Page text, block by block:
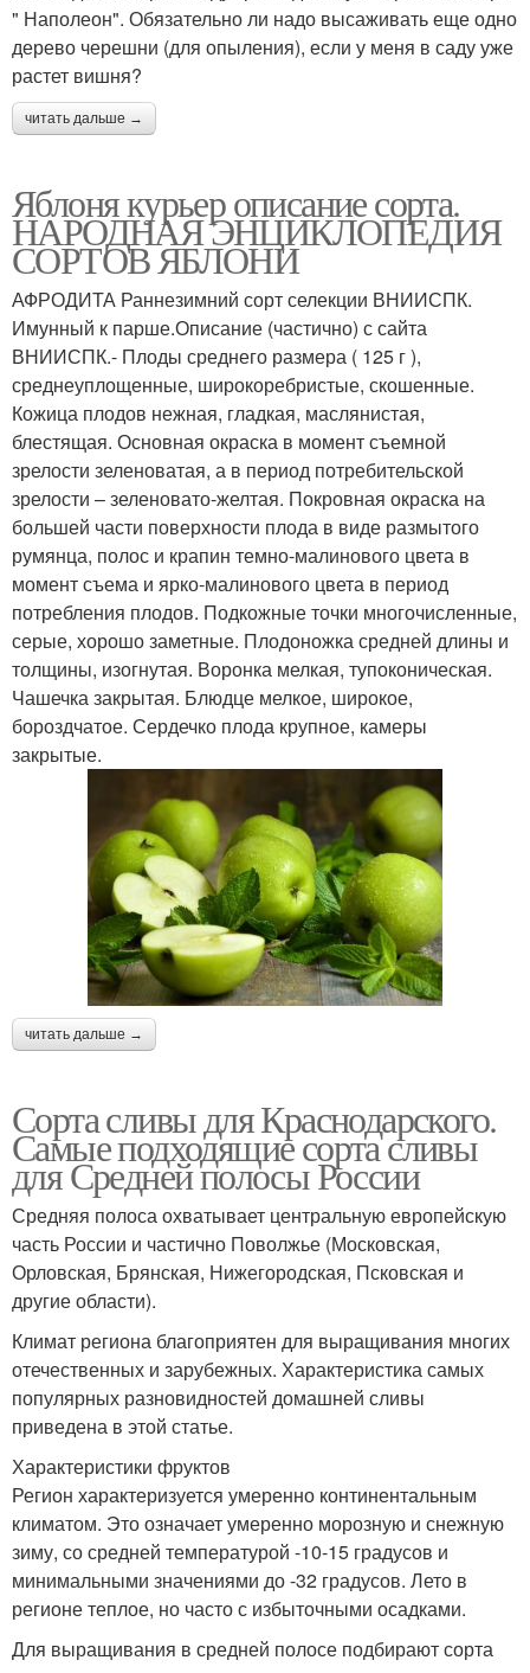
" Наполеон". Обязательно ли надо высаживать еще одно
дерево черешни (для опыления), если у меня в саду уже
растет вишня?
читать дальше →
Яблоня курьер описание сорта.
НАРОДНАЯ ЭНЦИКЛОПЕДИЯ
СОРТОВ ЯБЛОНИ
АФРОДИТА Раннезимний сорт селекции ВНИИСПК.
Имунный к парше.Описание (частично) с сайта
ВНИИСПК.- Плоды среднего размера ( 125 г ),
среднеуплощенные, широкоребристые, скошенные.
Кожица плодов нежная, гладкая, маслянистая,
блестящая. Основная окраска в момент съемной
зрелости зеленоватая, а в период потребительской
зрелости – зеленовато-желтая. Покровная окраска на
большей части поверхности плода в виде размытого
румянца, полос и крапин темно-малинового цвета в
момент съема и ярко-малинового цвета в период
потребления плодов. Подкожные точки многочисленные,
серые, хорошо заметные. Плодоножка средней длины и
толщины, изогнутая. Воронка мелкая, тупоконическая.
Чашечка закрытая. Блюдце мелкое, широкое,
бороздчатое. Сердечко плода крупное, камеры
закрытые.
читать дальше →
Сорта сливы для Краснодарского.
Самые подходящие сорта сливы
для Средней полосы России
Средняя полоса охватывает центральную европейскую
часть России и частично Поволжье (Московская,
Орловская, Брянская, Нижегородская, Псковская и
другие области).
Климат региона благоприятен для выращивания многих
отечественных и зарубежных. Характеристика самых
популярных разновидностей домашней сливы
приведена в этой статье.
Характеристики фруктов
Регион характеризуется умеренно континентальным
климатом. Это означает умеренно морозную и снежную
зиму, со средней температурой -10-15 градусов и
минимальными значениями до -32 градусов. Лето в
регионе теплое, но часто с избыточными осадками.
Для выращивания в средней полосе подбирают сорта